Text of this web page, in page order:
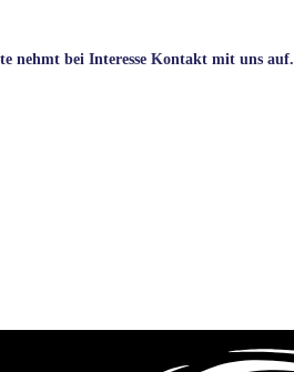
nehmt bei Interesse Kontakt mit uns auf.